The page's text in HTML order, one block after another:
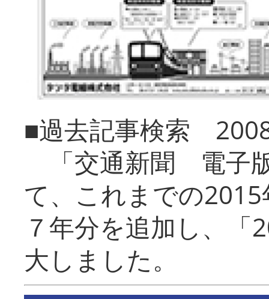
■過去記事検索
「交通新聞 電子
て、これまでの
７年分を追加し、「
大しまし